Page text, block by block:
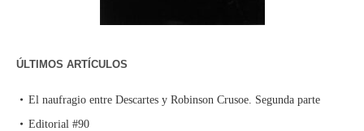
ÚLTIMOS ARTÍCULOS
El naufragio entre Descartes y Robinson Crusoe. Segunda parte
Editorial #90